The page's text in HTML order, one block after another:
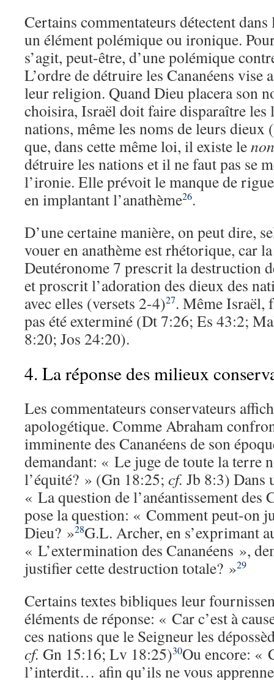
Certains commentateurs détectent
un élément polémique ou ironique.
s’agit, peut-être, d’une polémique
L’ordre de détruire les Cananéens vise
leur religion. Quand Dieu placera son
choisira, Israël doit faire disparaître les
nations, même les noms de leurs
que, dans cette même loi, il existe le
détruire les nations et il ne faut pas se
l’ironie. Elle prévoit le manque de
en implantant l’anathème26.
D’une certaine manière, on peut dire,
vouer en anathème est rhétorique, car
Deutéronome 7 prescrit la destruction
et proscrit l’adoration des dieux des
avec elles (versets 2-4)27. Même Israël,
pas été exterminé (Dt 7:26; Es 43:2;
8:20; Jos 24:20).
4. La réponse des milieux
Les commentateurs conservateurs
apologétique. Comme Abraham
imminente des Cananéens de son
demandant: « Le juge de toute la terre
l’équité? » (Gn 18:25; cf. Jb 8:3) Dans
« La question de l’anéantissement des
pose la question: « Comment peut-on
Dieu? »28G.L. Archer, en s’exprimant
« L’extermination des Cananéens »,
justifier cette destruction totale? »29
Certains textes bibliques leur
éléments de réponse: « Car c’est à
ces nations que le Seigneur les
cf. Gn 15:16; Lv 18:25)30Ou encore: «
l’interdit… afin qu’ils ne vous